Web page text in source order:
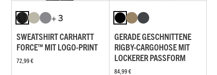
+ 3
SWEATSHIRT CARHARTT
FORCE™ MIT LOGO-PRINT
72,99 €
GERADE GESCHNITTENE
RIGBY-CARGOHOSE MIT
LOCKERER PASSFORM
84,99 €